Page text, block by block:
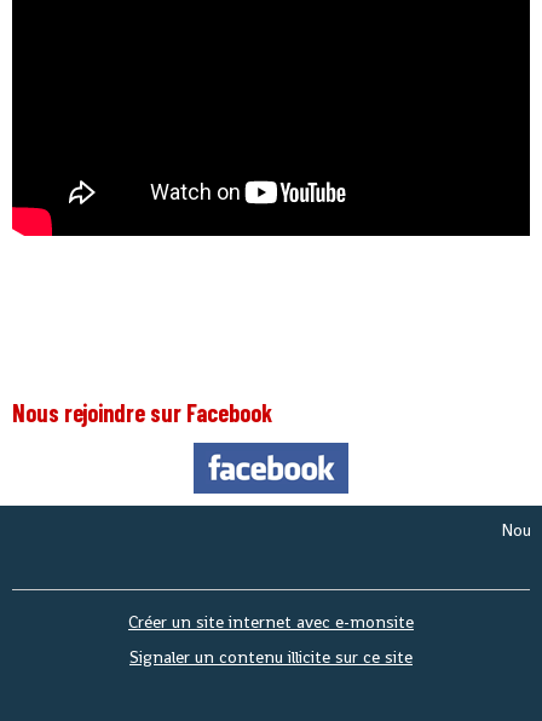
Nous rejoindre sur Facebook
Nous
Créer un site internet avec e-monsite
Signaler un contenu illicite sur ce site